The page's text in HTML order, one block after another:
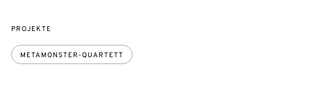
PROJEKTE
METAMONSTER-QUARTETT